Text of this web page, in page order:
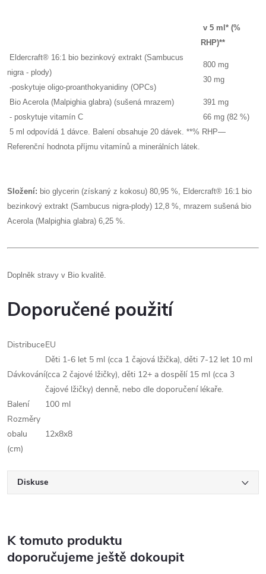
v 5 ml* (%
RHP)**
Eldercraft® 16:1 bio bezinkový extrakt (Sambucus
nigra - plody)
-poskytuje oligo-proanthokyanidiny (OPCs)
800 mg
30 mg
Bio Acerola (Malpighia glabra) (sušená mrazem)
- poskytuje vitamín C
391 mg
66 mg (82 %)
5 ml odpovídá 1 dávce. Balení obsahuje 20 dávek. **% RHP—
Referenční hodnota příjmu vitamínů a minerálních látek.
Složení: bio glycerin (získaný z kokosu) 80,95 %, Eldercraft® 16:1 bio
bezinkový extrakt (Sambucus nigra-plody) 12,8 %, mrazem sušená bio
Acerola (Malpighia glabra) 6,25 %.
Doplněk stravy v Bio kvalitě.
Doporučené použití
DistribuceEU
Dávkování
Děti 1-6 let 5 ml (cca 1 čajová lžička), děti 7-12 let 10 ml
(cca 2 čajové lžičky), děti 12+ a dospělí 15 ml (cca 3
čajové lžičky) denně, nebo dle doporučení lékaře.
Balení
100 ml
Rozměry
obalu
(cm)
12x8x8
Diskuse
K tomuto produktu
doporučujeme ještě dokoupit